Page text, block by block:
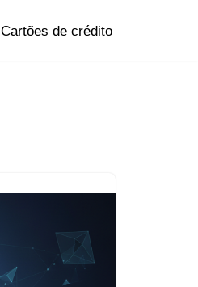
Cartões de crédito